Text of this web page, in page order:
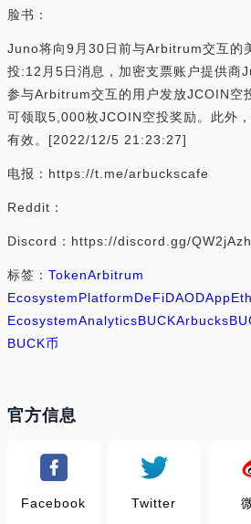
脸书：
Juno将向9月30日前与Arbitrum交互的
投:12月5日消息，加密支票账户提供商
参与Arbitrum交互的用户发放JCOIN空
可领取5,000枚JCOIN空投奖励。此外
有效。[2022/12/5 21:23:27]
电报：https://t.me/arbuckscafe
Reddit：
Discord：https://discord.gg/
标签： TokenArbitrum
EcosystemPlatformDeFiDAODApp
EcosystemAnalyticsBUCKArbucks
BUCK币
官方信息
Facebook Twitter